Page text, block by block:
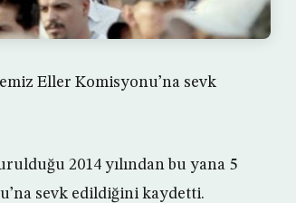
Eller Komisyonu’na sevk
2014 yılından bu yana 5
sevk edildiğini kaydetti.